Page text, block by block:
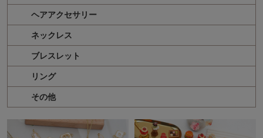
ヘアアクセサリー
ネックレス
ブレスレット
リング
その他